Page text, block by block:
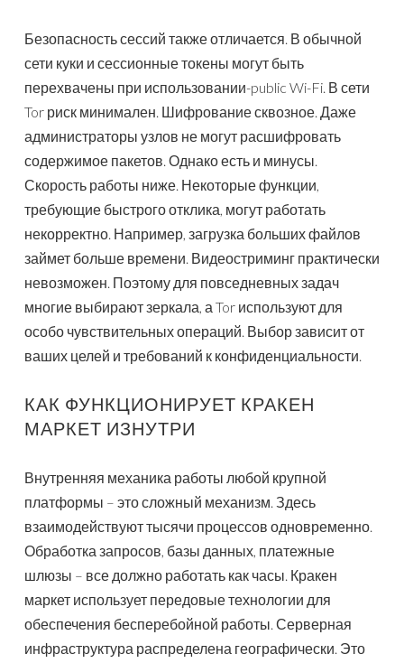
Безопасность сессий также отличается. В обычной
сети куки и сессионные токены могут быть
перехвачены при использовании-public Wi-Fi. В сети
Tor риск минимален. Шифрование сквозное. Даже
администраторы узлов не могут расшифровать
содержимое пакетов. Однако есть и минусы.
Скорость работы ниже. Некоторые функции,
требующие быстрого отклика, могут работать
некорректно. Например, загрузка больших файлов
займет больше времени. Видеостриминг практически
невозможен. Поэтому для повседневных задач
многие выбирают зеркала, а Tor используют для
особо чувствительных операций. Выбор зависит от
ваших целей и требований к конфиденциальности.
КАК ФУНКЦИОНИРУЕТ КРАКЕН
МАРКЕТ ИЗНУТРИ
Внутренняя механика работы любой крупной
платформы – это сложный механизм. Здесь
взаимодействуют тысячи процессов одновременно.
Обработка запросов, базы данных, платежные
шлюзы – все должно работать как часы. Кракен
маркет использует передовые технологии для
обеспечения бесперебойной работы. Серверная
инфраструктура распределена географически. Это